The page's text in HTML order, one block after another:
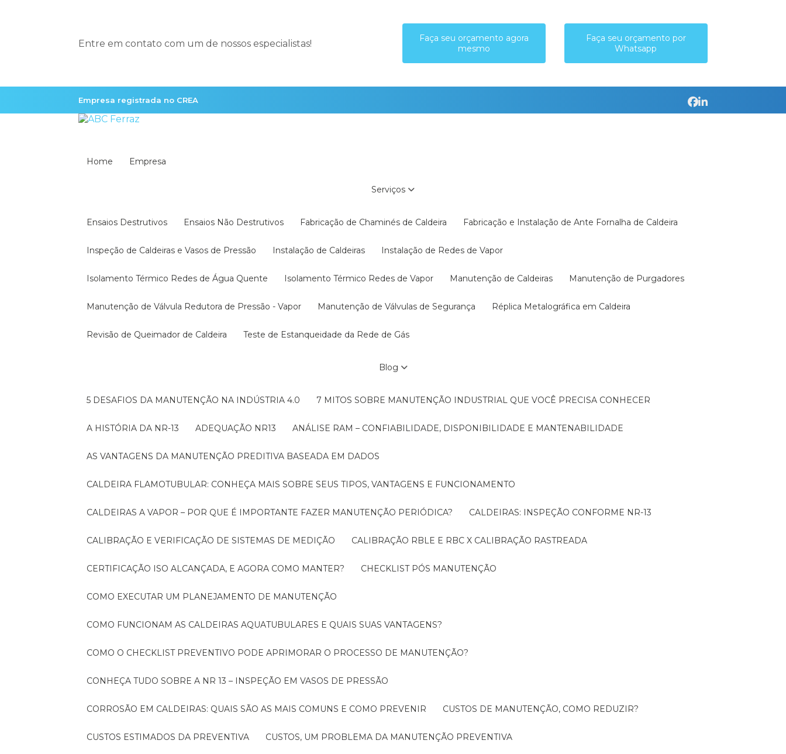
Entre em contato com um de nossos especialistas!
Faça seu orçamento agora
mesmo
Faça seu orçamento por
Whatsapp
Empresa registrada no CREA
Home Empresa
Serviços
Ensaios Destrutivos Ensaios Não Destrutivos Fabricação de Chaminés de Caldeira Fabricação e Instalação de Ante Fornalha de Caldeira
Inspeção de Caldeiras e Vasos de Pressão Instalação de Caldeiras Instalação de Redes de Vapor
Isolamento Térmico Redes de Água Quente Isolamento Térmico Redes de Vapor Manutenção de Caldeiras Manutenção de Purgadores
Manutenção de Válvula Redutora de Pressão - Vapor Manutenção de Válvulas de Segurança Réplica Metalográfica em Caldeira
Revisão de Queimador de Caldeira Teste de Estanqueidade da Rede de Gás
Blog
5 DESAFIOS DA MANUTENÇÃO NA INDÚSTRIA 4.0 7 MITOS SOBRE MANUTENÇÃO INDUSTRIAL QUE VOCÊ PRECISA CONHECER
A HISTÓRIA DA NR-13 ADEQUAÇÃO NR13 ANÁLISE RAM – CONFIABILIDADE, DISPONIBILIDADE E MANTENABILIDADE
AS VANTAGENS DA MANUTENÇÃO PREDITIVA BASEADA EM DADOS
CALDEIRA FLAMOTUBULAR: CONHEÇA MAIS SOBRE SEUS TIPOS, VANTAGENS E FUNCIONAMENTO
CALDEIRAS A VAPOR – POR QUE É IMPORTANTE FAZER MANUTENÇÃO PERIÓDICA? CALDEIRAS: INSPEÇÃO CONFORME NR-13
CALIBRAÇÃO E VERIFICAÇÃO DE SISTEMAS DE MEDIÇÃO CALIBRAÇÃO RBLE E RBC X CALIBRAÇÃO RASTREADA
CERTIFICAÇÃO ISO ALCANÇADA, E AGORA COMO MANTER? CHECKLIST PÓS MANUTENÇÃO
COMO EXECUTAR UM PLANEJAMENTO DE MANUTENÇÃO
COMO FUNCIONAM AS CALDEIRAS AQUATUBULARES E QUAIS SUAS VANTAGENS?
COMO O CHECKLIST PREVENTIVO PODE APRIMORAR O PROCESSO DE MANUTENÇÃO?
CONHEÇA TUDO SOBRE A NR 13 – INSPEÇÃO EM VASOS DE PRESSÃO
CORROSÃO EM CALDEIRAS: QUAIS SÃO AS MAIS COMUNS E COMO PREVENIR CUSTOS DE MANUTENÇÃO, COMO REDUZIR?
CUSTOS ESTIMADOS DA PREVENTIVA CUSTOS, UM PROBLEMA DA MANUTENÇÃO PREVENTIVA